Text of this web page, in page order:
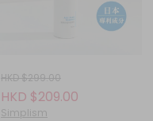
HKD $299.00
HKD $209.00
Simplism